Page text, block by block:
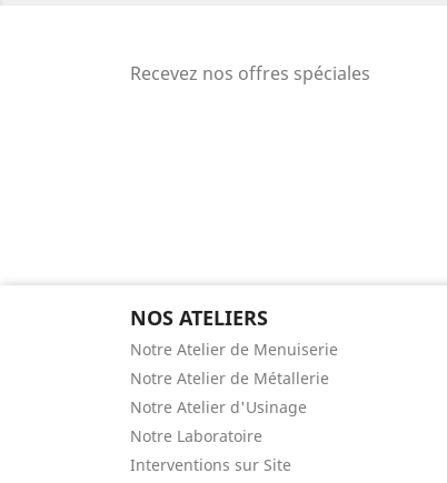
Recevez nos offres spéciales
NOS ATELIERS
Notre Atelier de Menuiserie
Notre Atelier de Métallerie
Notre Atelier d'Usinage
Notre Laboratoire
Interventions sur Site